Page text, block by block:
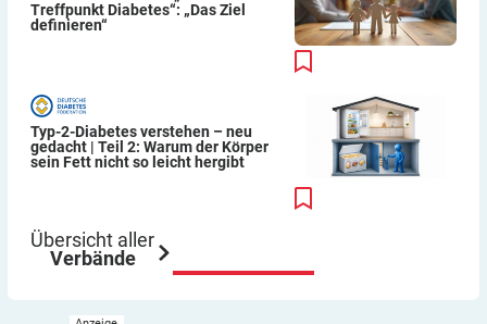
Treffpunkt Diabetes“: „Das Ziel
definieren“
Typ-2-Diabetes verstehen – neu
gedacht | Teil 2: Warum der Körper
sein Fett nicht so leicht hergibt
Übersicht aller
Verbände